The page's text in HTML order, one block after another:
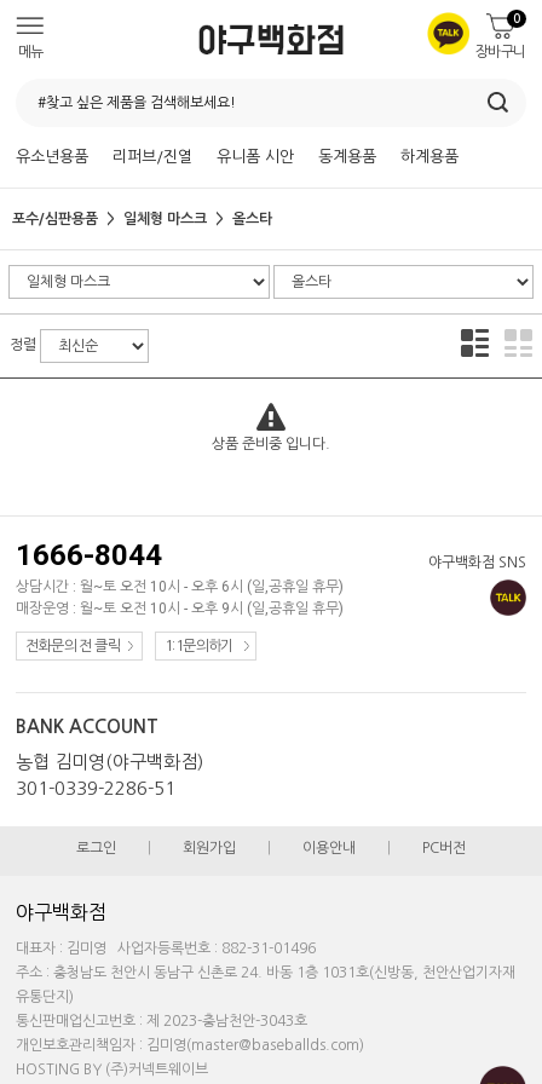
메뉴 장바구니
0
유소년용품 리퍼브/진열 유니폼 시안 동계용품 하계용품
포수/심판용품 일체형 마스크 올스타
정렬
상품 준비중 입니다.
야구백화점 SNS
1666-8044
상담시간 : 월~토 오전 10시 - 오후 6시 (일,공휴일 휴무)
매장운영 : 월~토 오전 10시 - 오후 9시 (일,공휴일 휴무)
전화문의 전 클릭 1:1문의하기
BANK ACCOUNT
농협 김미영(야구백화점)
301-0339-2286-51
로그인 회원가입 이용안내 PC버전
야구백화점
대표자 : 김미영 사업자등록번호 : 882-31-01496
주소 : 충청남도 천안시 동남구 신촌로 24. 바동 1층 1031호(신방동, 천안산업기자재
유통단지)
통신판매업신고번호 : 제 2023-충남천안-3043호
개인보호관리책임자 : 김미영(master@baseballds.com)
HOSTING BY (주)커넥트웨이브